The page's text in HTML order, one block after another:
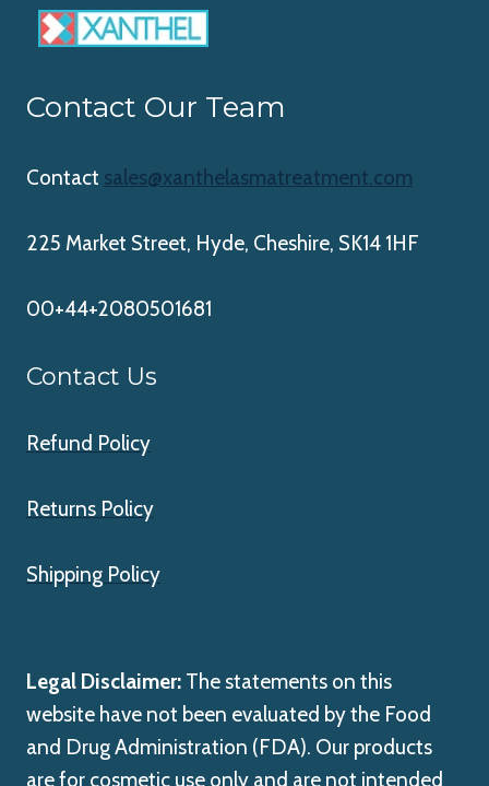
Contact Our Team
Contact sales@xanthelasmatreatment.com
225 Market Street, Hyde, Cheshire, SK14 1HF
00+44+2080501681
Contact Us
Refund Policy
Returns Policy
Shipping Policy
Legal Disclaimer: The statements on this
website have not been evaluated by the Food
and Drug Administration (FDA). Our products
are for cosmetic use only and are not intended